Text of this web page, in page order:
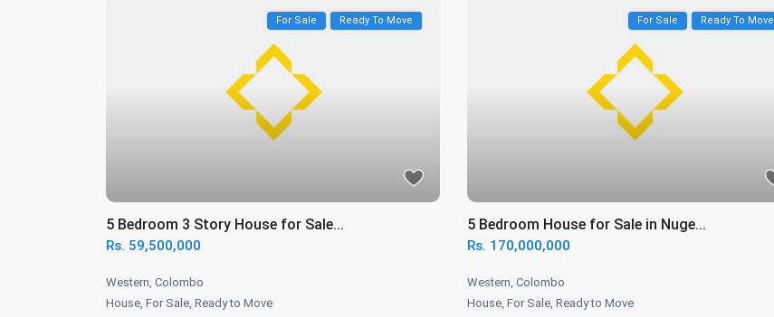
For Sale Ready To Move
5 Bedroom 3 Story House for Sale...
Rs. 59,500,000
Western Colombo
House For Sale Ready to Move
For Sale Ready To Move
5 Bedroom House for Sale in Nuge...
Rs. 170,000,000
Western Colombo
House For Sale Ready to Move